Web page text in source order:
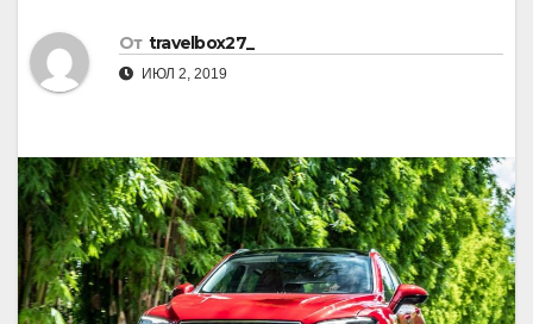
От travelbox27_
ИЮЛ 2, 2019